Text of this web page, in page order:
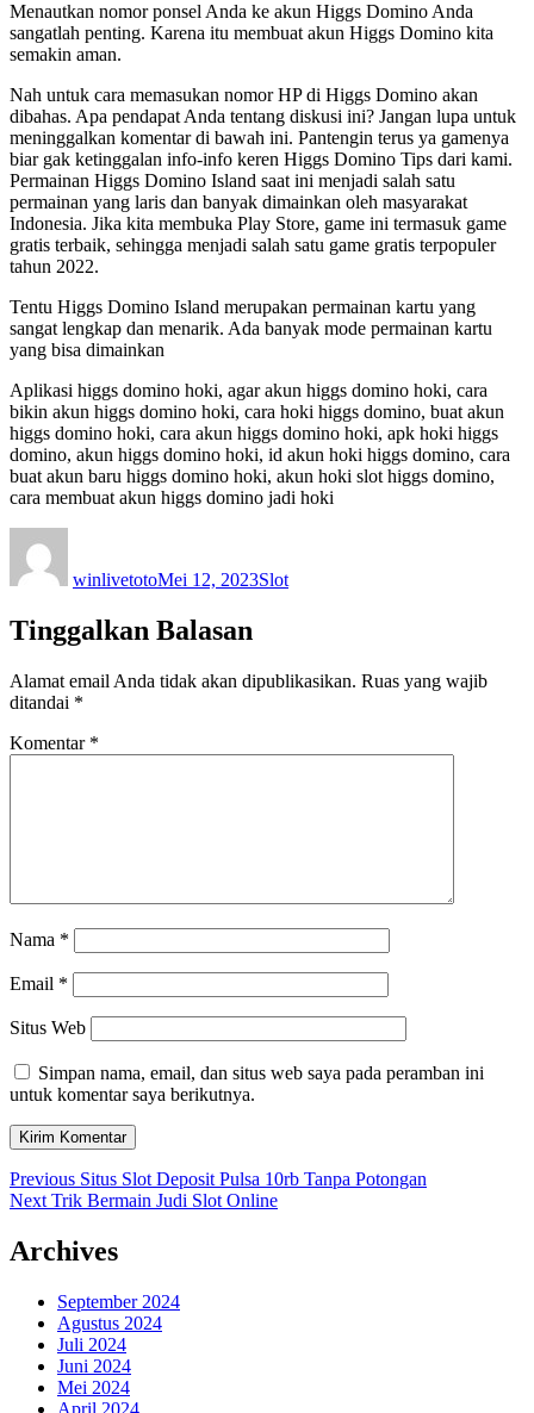
Menautkan nomor ponsel Anda ke akun Higgs Domino Anda
sangatlah penting. Karena itu membuat akun Higgs Domino kita
semakin aman.
Nah untuk cara memasukan nomor HP di Higgs Domino akan
dibahas. Apa pendapat Anda tentang diskusi ini? Jangan lupa untuk
meninggalkan komentar di bawah ini. Pantengin terus ya gamenya
biar gak ketinggalan info-info keren Higgs Domino Tips dari kami.
Permainan Higgs Domino Island saat ini menjadi salah satu
permainan yang laris dan banyak dimainkan oleh masyarakat
Indonesia. Jika kita membuka Play Store, game ini termasuk game
gratis terbaik, sehingga menjadi salah satu game gratis terpopuler
tahun 2022.
Tentu Higgs Domino Island merupakan permainan kartu yang
sangat lengkap dan menarik. Ada banyak mode permainan kartu
yang bisa dimainkan
Aplikasi higgs domino hoki, agar akun higgs domino hoki, cara
bikin akun higgs domino hoki, cara hoki higgs domino, buat akun
higgs domino hoki, cara akun higgs domino hoki, apk hoki higgs
domino, akun higgs domino hoki, id akun hoki higgs domino, cara
buat akun baru higgs domino hoki, akun hoki slot higgs domino,
cara membuat akun higgs domino jadi hoki
winlivetotoMei 12, 2023Slot
Tinggalkan Balasan
Alamat email Anda tidak akan dipublikasikan. Ruas yang wajib
ditandai *
Komentar *
Nama *
Email *
Situs Web
Simpan nama, email, dan situs web saya pada peramban ini
untuk komentar saya berikutnya.
Navigasi
pos
Previous Previous
post:
Situs Slot Deposit Pulsa 10rb Tanpa Potongan
Next Next
Trik Bermain Judi Slot Online
Archives
September 2024
Agustus 2024
Juli 2024
Juni 2024
Mei 2024
April 2024